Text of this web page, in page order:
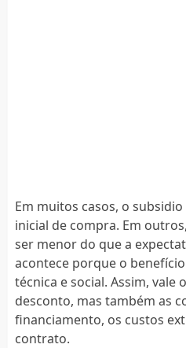
Em muitos casos, o
inicial de compra. Em
ser menor do que a
acontece porque o
técnica e social. Assim, vale
desconto, mas também as
financiamento, os custos
contrato.